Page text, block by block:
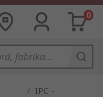
0
/ IPC -